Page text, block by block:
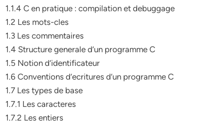
1.1.4 C en pratique : compilation et debuggage
1.2 Les mots-cles
1.3 Les commentaires
1.4 Structure generale d’un programme C
1.5 Notion d’identificateur
1.6 Conventions d’ecritures d’un programme C
1.7 Les types de base
1.7.1 Les caracteres
1.7.2 Les entiers